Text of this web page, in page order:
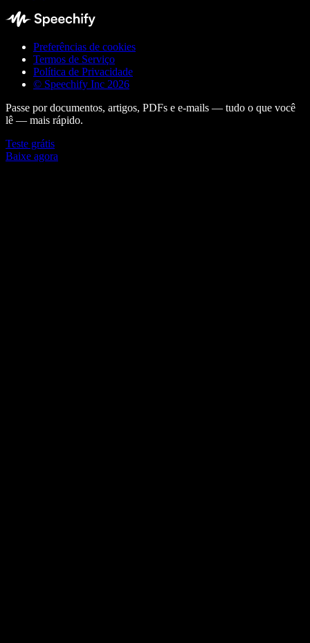
Preferências de cookies
Termos de Serviço
Política de Privacidade
© Speechify Inc 2026
Passe por documentos, artigos, PDFs e e-mails — tudo o que você
lê — mais rápido.
Teste grátis
Baixe agora